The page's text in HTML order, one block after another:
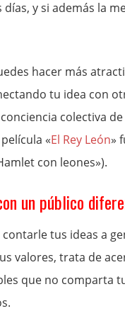
y si además la
hacer más
tu idea con
colectiva
«El Rey León»
con leones»).
un público
contarle tus ideas a
valores, trata de
que no comparta